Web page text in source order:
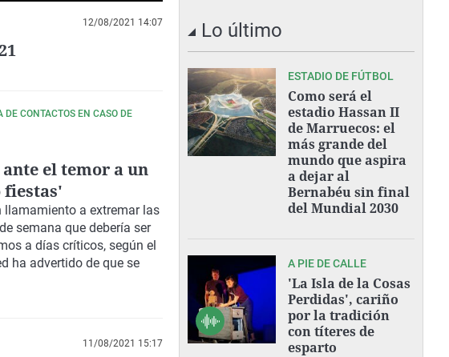
12/08/2021 14:07
DE CONTACTOS EN CASO DE
el temor a un
fiestas'
llamamiento a extremar las
semana que debería ser
a días críticos, según el
ha advertido de que se
11/08/2021 15:17
Lo último
ESTADIO DE FÚTBOL
Como será el
estadio Hassan II
de Marruecos: el
más grande del
mundo que aspira
a dejar al
Bernabéu sin final
del Mundial 2030
A PIE DE CALLE
'La Isla de la Cosas
Perdidas', cariño
por la tradición
con títeres de
esparto